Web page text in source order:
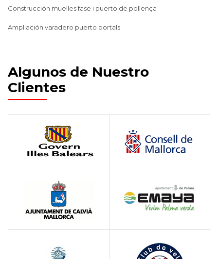
Empresa
Servicios
Construcción muelles fase i puerto de pollença
Ampliación varadero puerto portals
Algunos de Nuestro
Clientes